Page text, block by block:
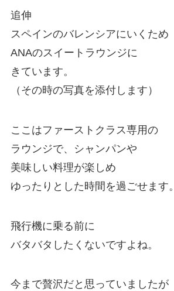
追伸
スペインのバレンシアにいくため
ANAのスイートラウンジに
きています。
（その時の写真を添付します）
ここはファーストクラス専用の
ラウンジで、シャンパンや
美味しい料理が楽しめ
ゆったりとした時間を過ごせます。
飛行機に乗る前に
バタバタしたくないですよね。
今まで贅沢だと思っていましたが